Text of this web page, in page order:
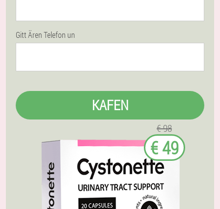
Gitt Ären Telefon un
KAFEN
€ 98
€ 49